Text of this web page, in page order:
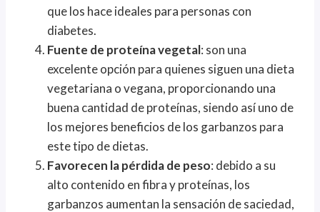
que los hace ideales para personas con
diabetes.
Fuente de proteína vegetal: son una
excelente opción para quienes siguen una dieta
vegetariana o vegana, proporcionando una
buena cantidad de proteínas, siendo así uno de
los mejores beneficios de los garbanzos para
este tipo de dietas.
Favorecen la pérdida de peso: debido a su
alto contenido en fibra y proteínas, los
garbanzos aumentan la sensación de saciedad,